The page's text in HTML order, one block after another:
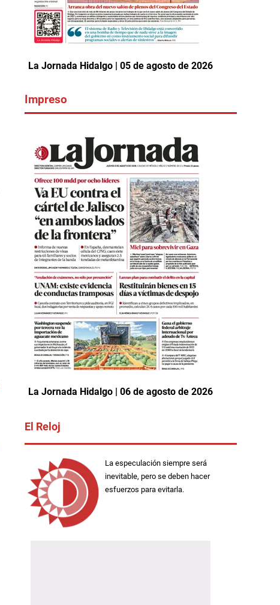
La Jornada Hidalgo | 05 de agosto de 2026
Impreso
La Jornada Hidalgo | 06 de agosto de 2026
El Reloj
La especulación siempre será
inevitable, pero se deben hacer
esfuerzos para evitarla.